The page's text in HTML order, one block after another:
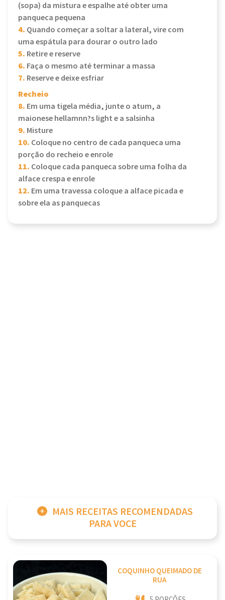
(sopa) da mistura e espalhe até obter uma
panqueca pequena
4. Quando começar a soltar a lateral, vire com
uma espátula para dourar o outro lado
5. Retire e reserve
6. Faça o mesmo até terminar a massa
7. Reserve e deixe esfriar
Recheio
8. Em uma tigela média, junte o atum, a
maionese hellamnn?s light e a salsinha
9. Misture
10. Coloque no centro de cada panqueca uma
porção do recheio e enrole
11. Coloque cada panqueca sobre uma folha da
alface crespa e enrole
12. Em uma travessa coloque a alface picada e
sobre ela as panquecas
MAIS RECEITAS RECOMENDADAS
PARA VOCE
COQUINHO QUEIMADO DE
RUA